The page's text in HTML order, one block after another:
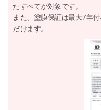
たすべてが対象です。
また、塗膜保証は最大7年
だけます。